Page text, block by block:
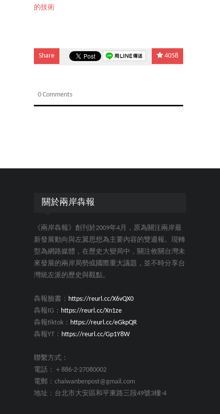
的技術
Share 4058
0 Comments
關於兩岸犇報
《兩岸犇報》創刊於2009年4月，原為關注兩岸最
新發展動向與左翼思想為主要內容的雙週報。現轉
型為網路媒體，在歷史大變局中，關注攸關台灣未
來發展的兩岸局勢或國際重大議題，並不時分享台
灣統左派的歷史與觀點。
犇報臉書： https://reurl.cc/X6vQX0
犇報IG： https://reurl.cc/Xn1ze
犇報tiktok： https://reurl.cc/eGkpQR
犇報YT： https://reurl.cc/Gp1Y8W
聯繫方式：
電話：＋886-2-27080002
電郵：chaiwanbenpost@gmail.com
地址：台北市大安區和平東路三段49號3樓-4